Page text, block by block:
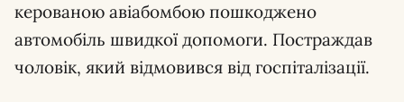
керованою авіабомбою пошкоджено
автомобіль швидкої допомоги. Постраждав
чоловік, який відмовився від госпіталізації.